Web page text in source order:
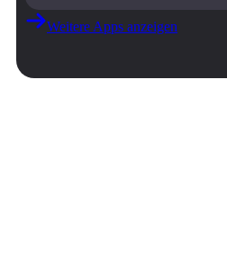
Weitere Apps anzeigen